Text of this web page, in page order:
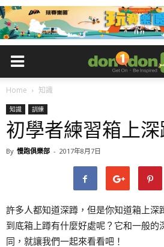
Home 知識
知識 訓練
初學者練習箱上
By 慢跑俱樂部 - 2017年8月7日
許多人都知道深蹲，但是你知道箱上深
到底箱上蹲有什麼好處呢？它和一般的
同，就讓我們一起來看看吧！